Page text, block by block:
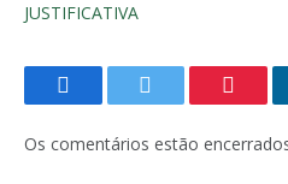
JUSTIFICATIVA
FacebookTwitter
Os comentários estão